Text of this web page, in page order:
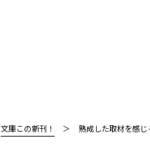
文庫この新刊！ 熟成した取材を感